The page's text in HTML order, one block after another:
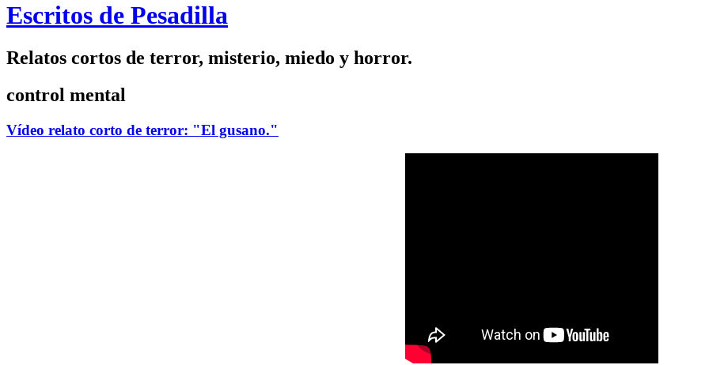
Escritos de Pesadilla
Relatos cortos de terror, misterio, miedo y horror.
control mental
Vídeo relato corto de terror: "El gusano."